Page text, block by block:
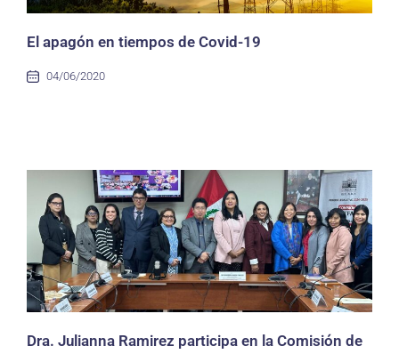
El apagón en tiempos de Covid-19
04/06/2020
Dra. Julianna Ramirez participa en la Comisión de